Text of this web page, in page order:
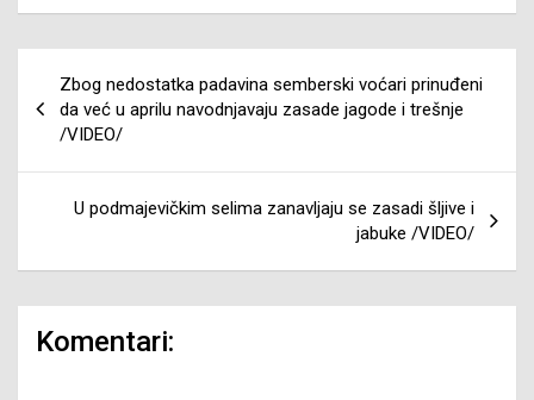
članaka
Zbog nedostatka padavina semberski voćari prinuđeni
da već u aprilu navodnjavaju zasade jagode i trešnje
/VIDEO/
U podmajevičkim selima zanavljaju se zasadi šljive i
jabuke /VIDEO/
Komentari: